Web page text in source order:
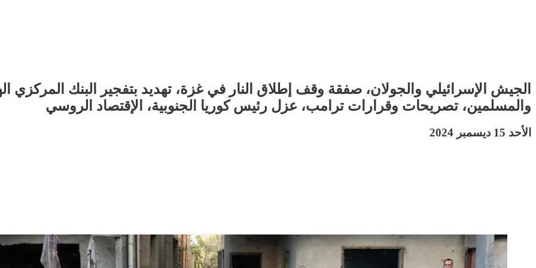
الجيش الإسرائيلي والجولان، صفقة وقف إطلاق النار في غزة، تهديد بتفجير البنك المركزي
والمسلمين، تصريحات وقرارات ترامب، عزل رئيس كوريا الجنوبية، الإقتصاد الروسي
الأحد 15 ديسمبر 2024